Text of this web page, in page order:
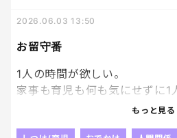
お留守番
2026.06.03 13:50
1人の時間が欲しい。
家事も育児も何も気にせずに1
したり、ただだらだらする時間
もっと見る